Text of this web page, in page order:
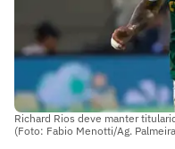
Richard Rios deve manter
(Foto: Fabio Menotti/Ag.